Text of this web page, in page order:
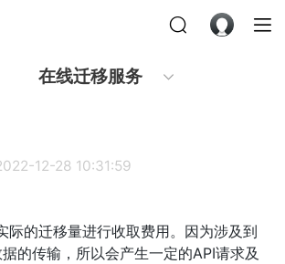
在线迁移服务
12-28 10:31:59
际的迁移量进行收取费用。因为涉及到
的传输，所以会产生一定的API请求及